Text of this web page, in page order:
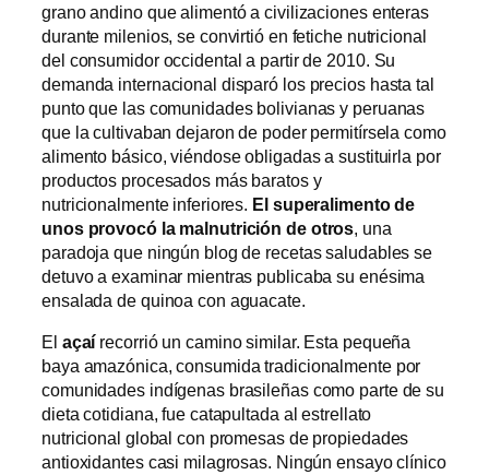
grano andino que alimentó a civilizaciones enteras
durante milenios, se convirtió en fetiche nutricional
del consumidor occidental a partir de 2010. Su
demanda internacional disparó los precios hasta tal
punto que las comunidades bolivianas y peruanas
que la cultivaban dejaron de poder permitírsela como
alimento básico, viéndose obligadas a sustituirla por
productos procesados más baratos y
nutricionalmente inferiores. El superalimento de
unos provocó la malnutrición de otros, una
paradoja que ningún blog de recetas saludables se
detuvo a examinar mientras publicaba su enésima
ensalada de quinoa con aguacate.
El açaí recorrió un camino similar. Esta pequeña
baya amazónica, consumida tradicionalmente por
comunidades indígenas brasileñas como parte de su
dieta cotidiana, fue catapultada al estrellato
nutricional global con promesas de propiedades
antioxidantes casi milagrosas. Ningún ensayo clínico